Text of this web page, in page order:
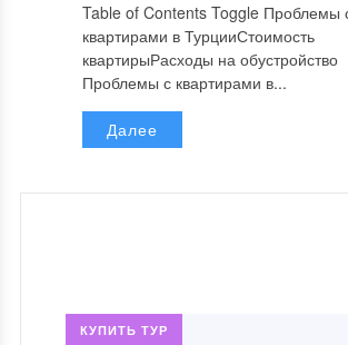
Table of Contents Toggle Проблемы
квартирами в ТурцииСтоимость
квартирыРасходы на обустройство
Проблемы с квартирами в...
Далее
КУПИТЬ ТУР